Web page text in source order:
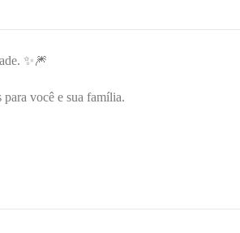
✨🎆
você e sua família.